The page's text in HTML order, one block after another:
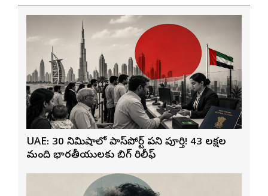
UAE: 30 నిమిషాల్లో పాస్‌పోర్ట్ పని పూర్తి! 43 లక్షల
మంది భారతీయులకు బిగ్ రిలీఫ్